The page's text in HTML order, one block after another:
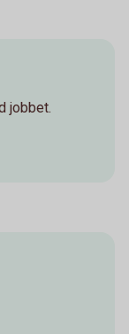
jobbet.